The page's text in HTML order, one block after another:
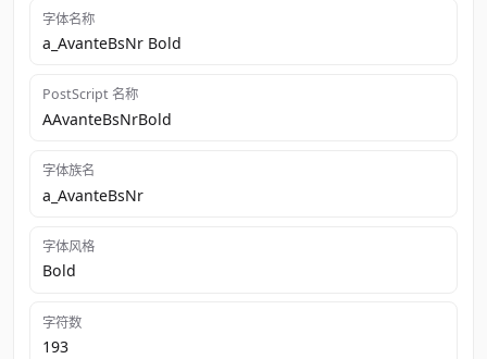
字体名称
a_AvanteBsNr Bold
PostScript 名称
AAvanteBsNrBold
字体族名
a_AvanteBsNr
字体风格
Bold
字符数
193